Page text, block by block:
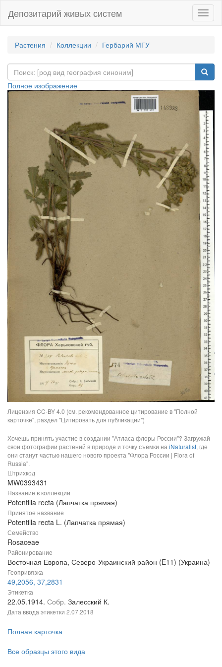
Депозитарий живых систем
Растения Коллекции Гербарий МГУ
Полное изображение
Лицензия CC-BY 4.0 (см. рекомендованное цитирование в "Полной
карточке", раздел "Цитировать для публикации")
Хочешь принять участие в создании "Атласа флоры России"? Загружай
свои фотографии растений в природе и точку съемки на iNaturalist, где
они станут частью нашего нового проекта "Флора России | Flora of
Russia".
Штрихкод
MW0393431
Название в коллекции
Potentilla recta (Лапчатка прямая)
Принятое название
Potentilla recta L. (Лапчатка прямая)
Семейство
Rosaceae
Районирование
Восточная Европа, Северо-Украинский район (E11) (Украина)
Геопривязка
49,2056, 37,2831
Этикетка
22.05.1914. Собр. Залесский К.
Дата ввода этикетки 2.07.2018
Полная карточка
Все образцы этого вида